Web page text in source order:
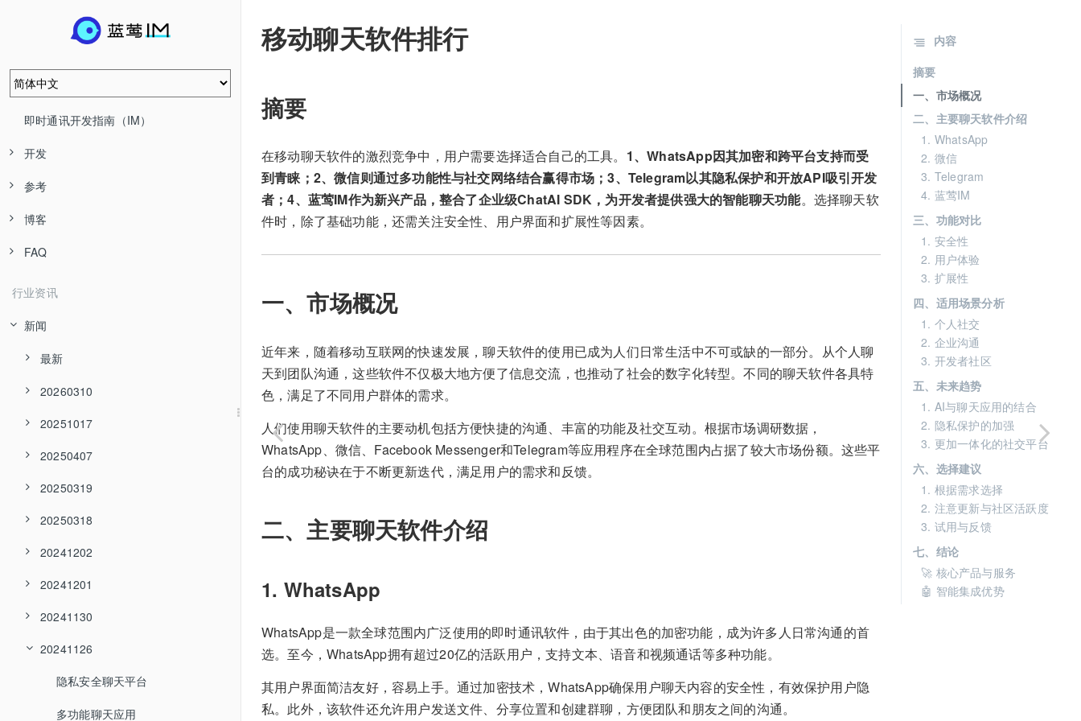
即时通讯开发指南（IM）
开发
参考
博客
FAQ
行业资讯
新闻
最新
20260310
20251017
20250407
20250319
20250318
20241202
20241201
20241130
20241126
隐私安全聊天平台
多功能聊天应用
移动聊天软件排行
摘要
在移动聊天软件的激烈竞争中，用户需要选择适合自己的工具。 1、WhatsApp因其加密和跨平台支持而受
到青睐；2、微信则通过多功能性与社交网络结合赢得市场；3、Telegram以其隐私保护和开放API吸引开发
者；4、蓝莺IM作为新兴产品，整合了企业级ChatAI SDK，为开发者提供强大的智能聊天功能。选择聊天软
件时，除了基础功能，还需关注安全性、用户界面和扩展性等因素。
一、市场概况
近年来，随着移动互联网的快速发展，聊天软件的使用已成为人们日常生活中不可或缺的一部分。从个人聊
天到团队沟通，这些软件不仅极大地方便了信息交流，也推动了社会的数字化转型。不同的聊天软件各具特
色，满足了不同用户群体的需求。
人们使用聊天软件的主要动机包括方便快捷的沟通、丰富的功能及社交互动。根据市场调研数据，
WhatsApp、微信、Facebook Messenger和Telegram等应用程序在全球范围内占据了较大市场份额。这些平
台的成功秘诀在于不断更新迭代，满足用户的需求和反馈。
二、主要聊天软件介绍
1. WhatsApp
WhatsApp是一款全球范围内广泛使用的即时通讯软件，由于其出色的加密功能，成为许多人日常沟通的首
选。至今，WhatsApp拥有超过20亿的活跃用户，支持文本、语音和视频通话等多种功能。
其用户界面简洁友好，容易上手。通过加密技术，WhatsApp确保用户聊天内容的安全性，有效保护用户隐
私。此外，该软件还允许用户发送文件、分享位置和创建群聊，方便团队和朋友之间的沟通。
内容
摘要
一、市场概况
二、主要聊天软件介绍
1. WhatsApp
2. 微信
3. Telegram
4. 蓝莺IM
三、功能对比
1. 安全性
2. 用户体验
3. 扩展性
四、适用场景分析
1. 个人社交
2. 企业沟通
3. 开发者社区
五、未来趋势
1. AI与聊天应用的结合
2. 隐私保护的加强
3. 更加一体化的社交平台
六、选择建议
1. 根据需求选择
2. 注意更新与社区活跃度
3. 试用与反馈
七、结论
🚀 核心产品与服务
🤖 智能集成优势